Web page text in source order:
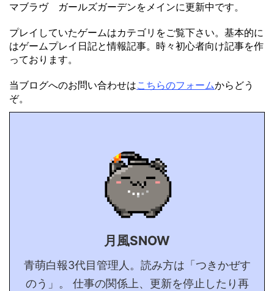
マブラヴ ガールズガーデンをメインに更新中です。
プレイしていたゲームはカテゴリをご覧下さい。基本的に
はゲームプレイ日記と情報記事。時々初心者向け記事を作
っております。
当ブログへのお問い合わせはこちらのフォームからどう
ぞ。
月風SNOW
青萌白報3代目管理人。読み方は「つきかぜす
のう」。 仕事の関係上、更新を停止したり再